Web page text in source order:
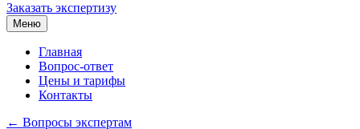
Заказать экспертизу
Меню
Главная
Вопрос-ответ
Цены и тарифы
Контакты
← Вопросы экспертам